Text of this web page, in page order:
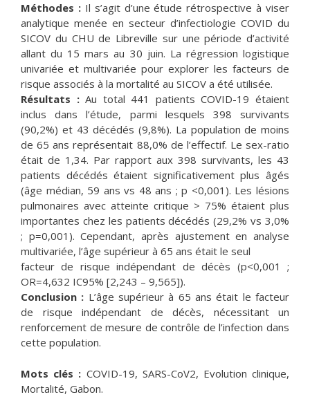
Méthodes :Il s’agit d’une étude rétrospective à viser
analytique menée en secteur d’infectiologie COVID du
SICOV du CHU de Libreville sur une période d’activité
allant du 15 mars au 30 juin. La régression logistique
univariée et multivariée pour explorer les facteurs de
risque associés à la mortalité au SICOV a été utilisée.
Résultats :Au total 441 patients COVID-19 étaient
inclus dans l’étude, parmi lesquels 398 survivants
(90,2%) et 43 décédés (9,8%). La population de moins
de 65 ans représentait 88,0% de l’effectif. Le sex-ratio
était de 1,34. Par rapport aux 398 survivants, les 43
patients décédés étaient significativement plus âgés
(âge médian, 59 ans vs 48 ans ; p <0,001). Les lésions
pulmonaires avec atteinte critique > 75% étaient plus
importantes chez les patients décédés (29,2% vs 3,0%
; p=0,001). Cependant, après ajustement en analyse
multivariée, l’âge supérieur à 65 ans était le seul
facteur de risque indépendant de décès (p<0,001 ;
OR=4,632 IC95% [2,243 – 9,565]).
Conclusion : L’âge supérieur à 65 ans était le facteur
de risque indépendant de décès, nécessitant un
renforcement de mesure de contrôle de l’infection dans
cette population.
Mots clés : COVID-19, SARS-CoV2, Evolution clinique,
Mortalité, Gabon.